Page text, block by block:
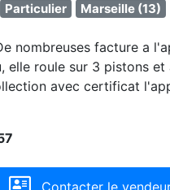
Particulier Marseille (13)
nombreuses facture a
elle roule sur 3 pistons
avec certificat
Contacter le